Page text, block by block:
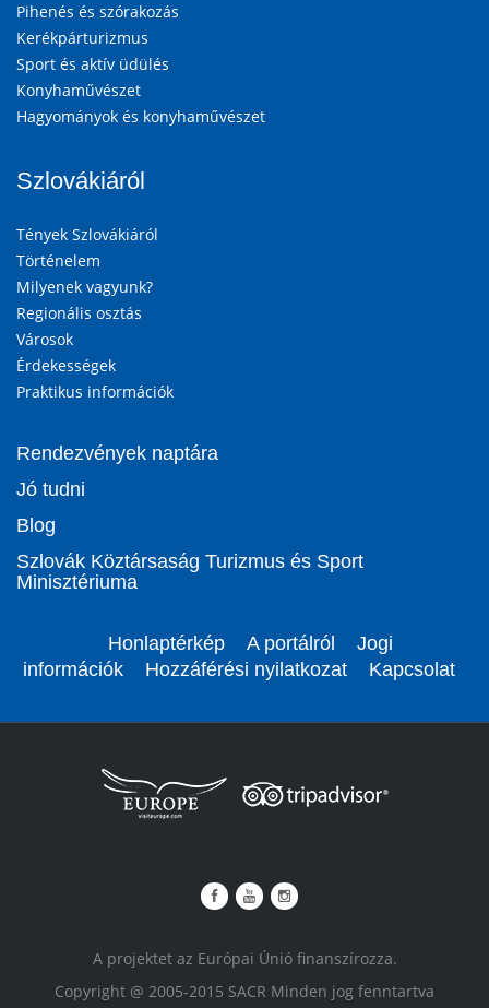
Pihenés és szórakozás
Kerékpárturizmus
Sport és aktív üdülés
Konyhaművészet
Hagyományok és konyhaművészet
Szlovákiáról
Tények Szlovákiáról
Történelem
Milyenek vagyunk?
Regionális osztás
Városok
Érdekességek
Praktikus információk
Rendezvények naptára
Jó tudni
Blog
Szlovák Köztársaság Turizmus és Sport
Minisztériuma
Honlaptérkép A portálról
Jogi
információk
Hozzáférési nyilatkozat Kapcsolat
A projektet az Európai Únió finanszírozza.
Copyright @ 2005-2015 SACR Minden jog fenntartva